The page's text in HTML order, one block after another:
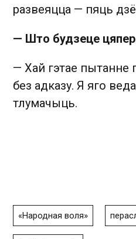
развеяцца — пяць
— Што будзеце цяпер
— Хай гэтае пытанне
без адказу. Я яго
тлумачыць.
«Народная воля»